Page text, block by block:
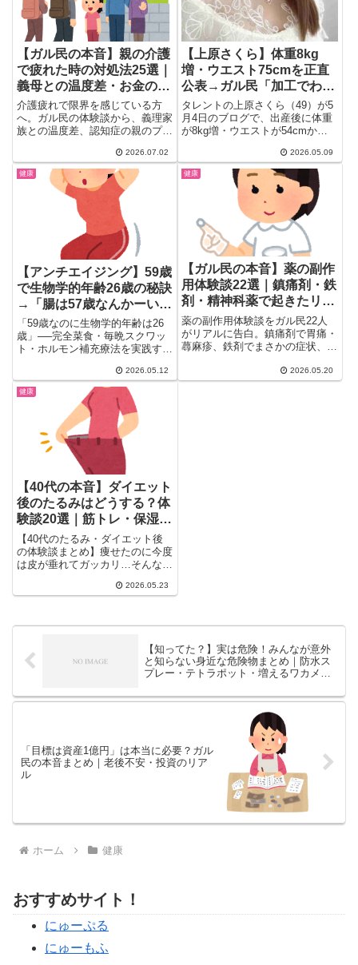
【ガル民の本音】親の介護
で疲れた時の対処法25選｜
義母との温度差・お金の悩
みまで本音激白
介護疲れで限界を感じている方
へ。ガル民の体験談から、義理家
族との温度差、認知症の親のプラ
の悩みまで、検索しても出てこな
いリアルな本音と対処法25選を
お届けします。同じ悩みを抱える
方の心が少しでも軽くなりますよ
2026.07.02
【上原さくら】体重8kg
増・ウエスト75cmを正直
公表→ガル民「加工でわか
らん」「それでも綺麗」
「同年代で15kg増の私
は…」
タレントの上原さくら（49）が5
月4日のブログで、出産後に体重
が8kg増・ウエストが54cmから
2026.05.09
健康
【アンチエイジング】59歳
で生物学的年齢26歳の秘訣
→「腸は57歳なんかーい」
「ケンタ食べたいし」ガル
民辛口まとめ
「59歳なのに生物学的年齢は26
歳」──完全菜食・毎晩スクワッ
ト・ホルモン補充療法を実践する
2026.05.12
健康
【ガル民の本音】薬の副作
用体験談22選｜鎮痛剤・鉄
剤・精神科薬で起きたリア
ル
薬の副作用体験談をガル民22人
がリアルに告白。鎮痛剤で胃痛・
蕁麻疹、鉄剤でまさかの症状、精
院でも教えてくれない女性のリア
ルな副作用エピソードをカテゴリ
2026.05.20
健康
【40代の本音】ダイエット
後のたるみはどうする？体
験談20選｜筋トレ・保湿・
諦めの境地まで
【40代のたるみ・ダイエット後
の体験談まとめ】痩せたのに今度
は皮が垂れてガッカリ…そんな
ぶっちゃけ。筋トレ効果・保湿・
2026.05.23
【知ってた？】実は危険！みんなが意外
と知らない身近な危険物まとめ｜防水ス
プレー・テトラポット・増えるワカメ…
「目標は資産1億円」は本当に必要？ガル
民の本音まとめ｜老後不安・投資のリア
ル
ホーム 健康
おすすめサイト！
にゅーぷる
にゅーもふ